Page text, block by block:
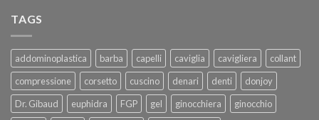
TAGS
addominoplastica barba capelli caviglia cavigliera
collant
compressione
corsetto cuscino denari denti
donjoy
Dr. Gibaud
euphidra FGP gel ginocchiera
ginocchio